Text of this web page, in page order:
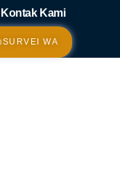
Kontak Kami
SURVEI WA